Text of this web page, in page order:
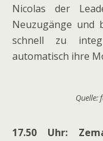
Nicolas der
Neuzugänge und
schnell zu
automatisch ihre
Quelle:
17.50 Uhr: